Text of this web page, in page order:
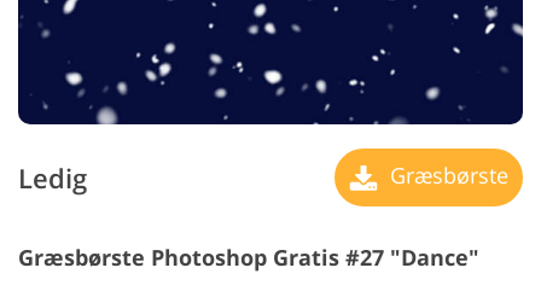
Ledig Græsbørste
Græsbørste Photoshop Gratis #27 "Dance"